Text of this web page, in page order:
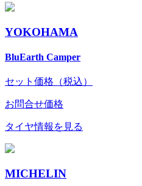
YOKOHAMA
BluEarth Camper
セット価格（税込）
お問合せ価格
タイヤ情報を見る
MICHELIN